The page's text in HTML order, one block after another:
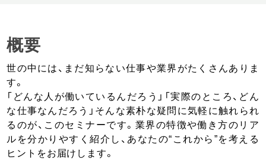
概要
世の中には、まだ知らない仕事や業界がたくさんありま
す。
「どんな人が働いているんだろう」「実際のところ、どん
な仕事なんだろう」そんな素朴な疑問に気軽に触れられ
るのが、このセミナーです。業界の特徴や働き方のリア
ルを分かりやすく紹介し、あなたの“これから”を考える
ヒントをお届けします。